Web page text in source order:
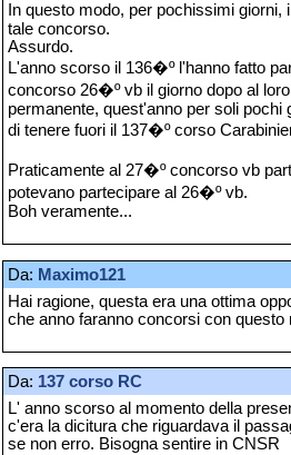
In questo modo, per pochissimi
tale concorso.
Assurdo.
L'anno scorso il 136�º l'hanno fatto
concorso 26�º vb il giorno dopo al
permanente, quest'anno per soli pochi
di tenere fuori il 137�º corso
Praticamente al 27�º concorso vb
potevano partecipare al 26�º vb.
Boh veramente...
Da: Maximo121
Hai ragione, questa era una ottima
che anno faranno concorsi con questo
Da: 137 corso RC
L' anno scorso al momento della
c'era la dicitura che riguardava il
se non erro. Bisogna sentire in CNSR